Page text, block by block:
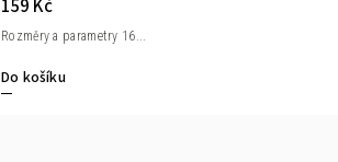
159 Kč
Do košíku
Rozměry a parametry 16...